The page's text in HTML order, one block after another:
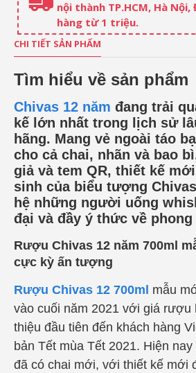
nội thành TP.HCM, Hà
hàng từ 1 triệu.
CHI TIẾT SẢN PHẨM
Tìm hiểu về sản phẩm
Chivas 12 năm đang trải
kế lớn nhất trong lịch sử
hãng. Mang vẻ ngoài táo
cho cả chai, nhãn và bao
giả và tem QR, thiết kế
sinh của biểu tượng
hệ những người uống
đại và đầy ý thức về phong
Rượu Chivas 12 năm 700ml
cực kỳ ấn tượng
Rượu Chivas 12 700ml mẫu
vào cuối năm 2021 với giá rượu
thiệu đầu tiên đến khách hàng
bản Tết mùa Tết 2021. Hiện
đã có chai mới, với thiết kế mới